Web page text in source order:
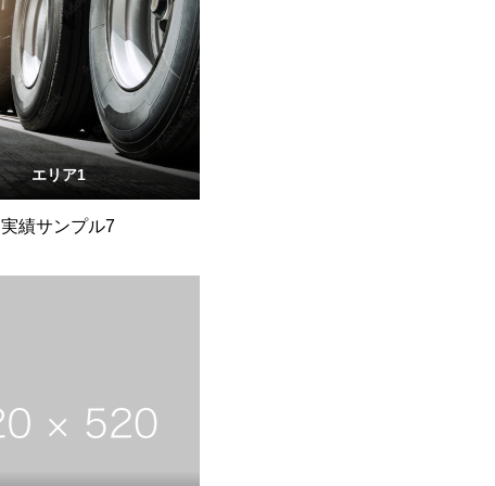
エリア1
実績サンプル7